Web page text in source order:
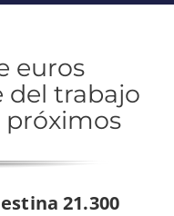
euros
del trabajo
próximos
21.300